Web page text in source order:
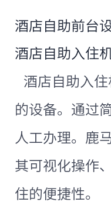
酒店自助前台
酒店自助入住
酒店自助入
的设备。通过
人工办理。鹿
其可视化操作
住的便捷性。